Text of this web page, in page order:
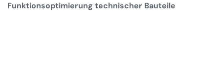
Funktionsoptimierung technischer Bauteile